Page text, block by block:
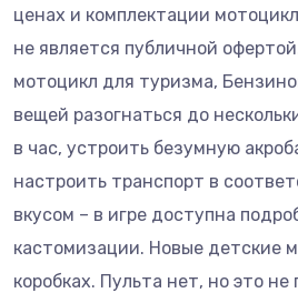
ценах и комплектации
не является публичной
мотоцикл для туризма,
вещей разогнаться до
в час, устроить безумную
настроить транспорт в
вкусом – в игре доступна
кастомизации. Новые детские
коробках. Пульта нет, но это